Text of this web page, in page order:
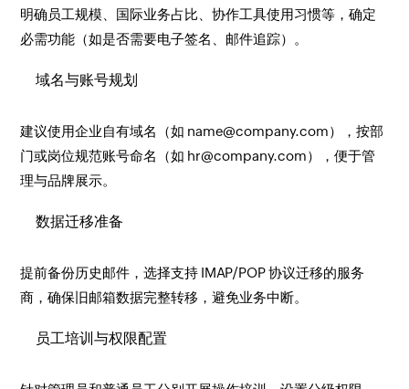
明确员工规模、国际业务占比、协作工具使用习惯等，确定
必需功能（如是否需要电子签名、邮件追踪）。
域名与账号规划
建议使用企业自有域名（如 name@company.com），按部
门或岗位规范账号命名（如 hr@company.com），便于管
理与品牌展示。
数据迁移准备
提前备份历史邮件，选择支持 IMAP/POP 协议迁移的服务
商，确保旧邮箱数据完整转移，避免业务中断。
员工培训与权限配置